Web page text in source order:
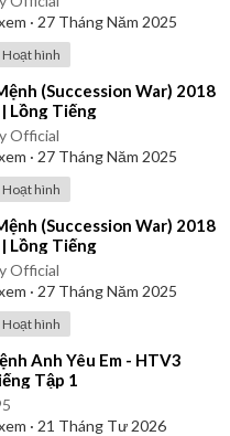
· 27 Tháng Năm 2025
Hoạt hình
(Succession War) 2018
Lồng Tiếng
Official
· 27 Tháng Năm 2025
Hoạt hình
(Succession War) 2018
Lồng Tiếng
Official
· 27 Tháng Năm 2025
Hoạt hình
Anh Yêu Em - HTV3
Tập 1
· 21 Tháng Tư 2026